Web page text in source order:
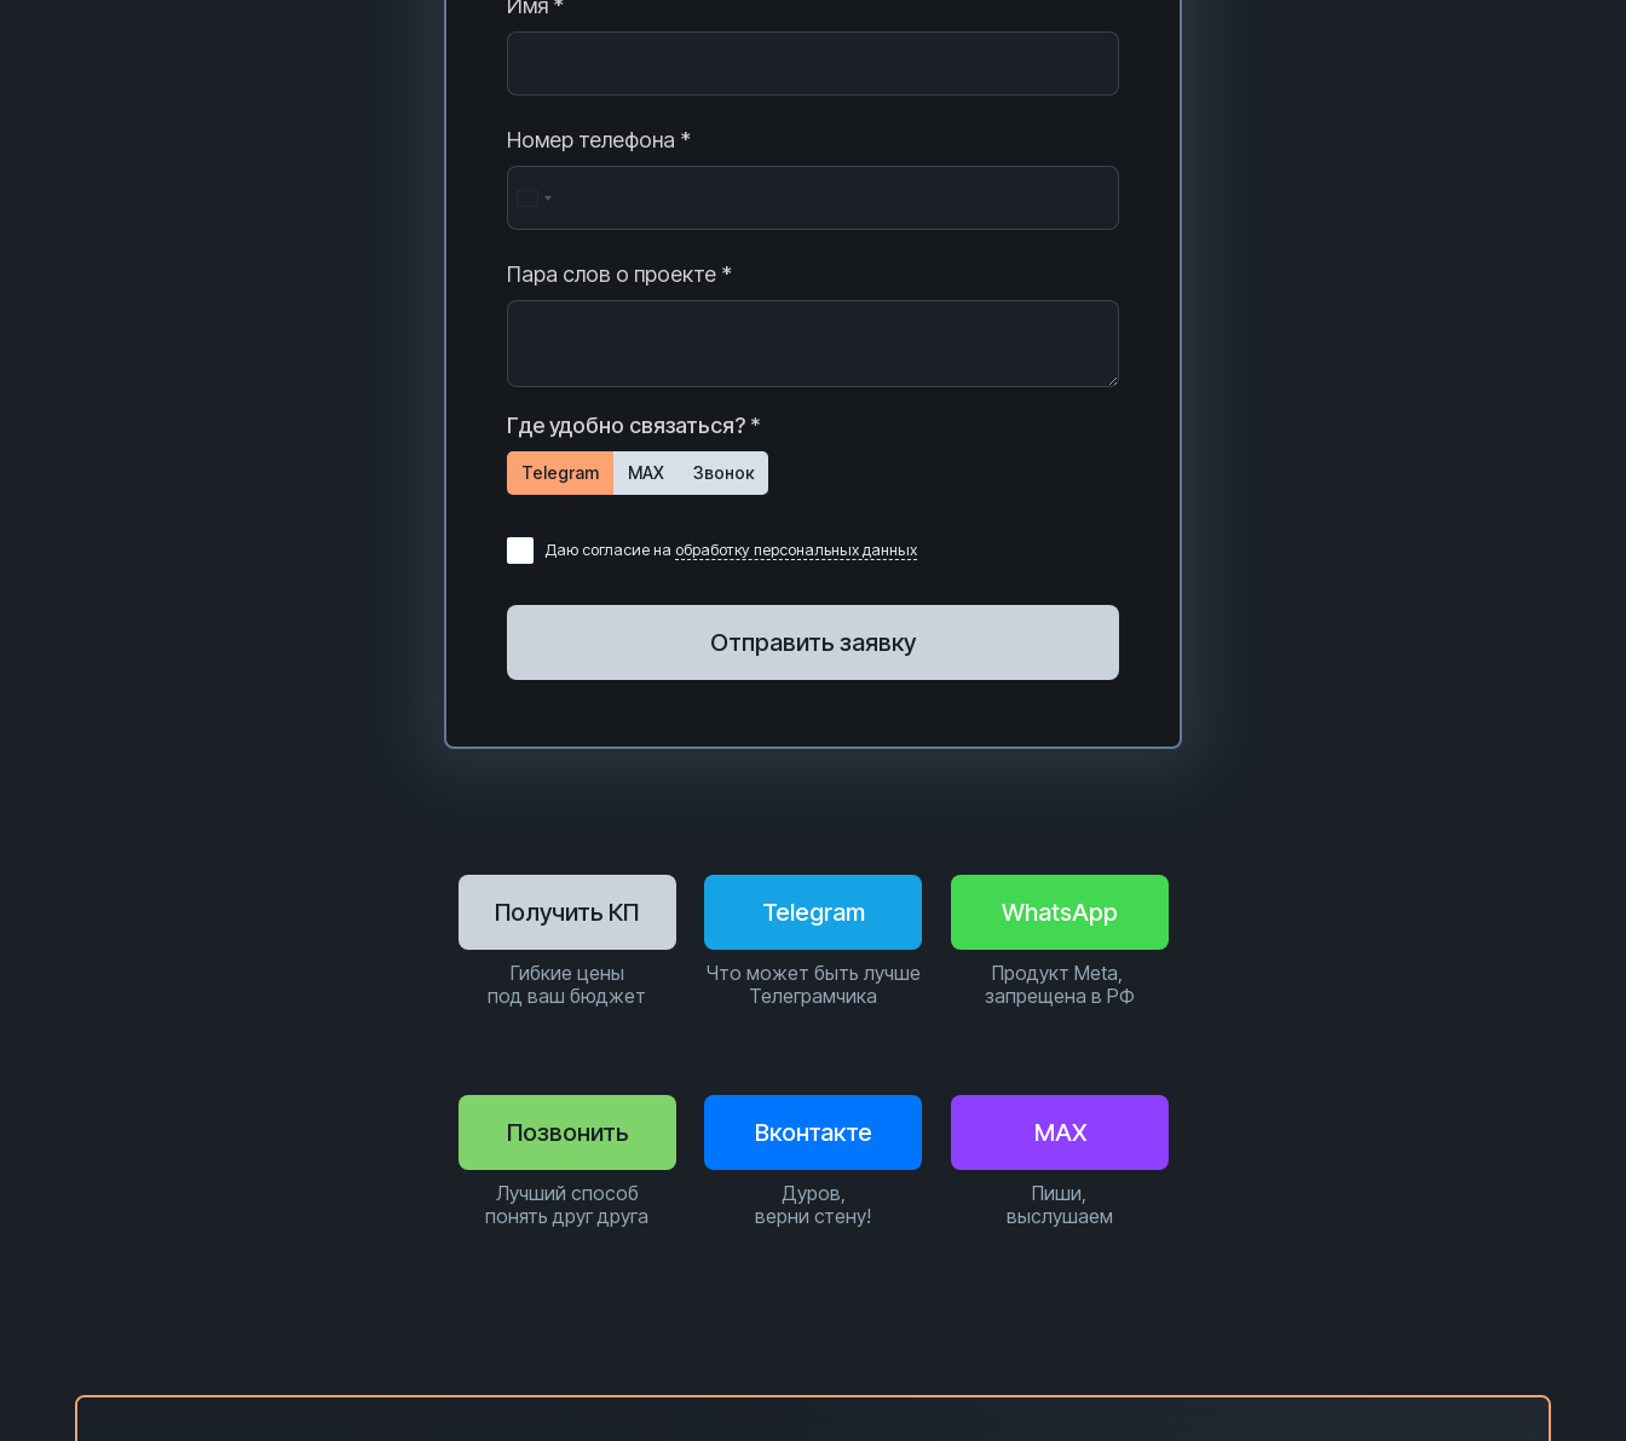
Имя *
Номер телефона *
Пара слов о проекте *
Где удобно связаться? *
Telegram MAX Звонок
Даю согласие на обработку персональных данных
Отправить заявку
Позвонить
Лучший способ
понять друг друга
WhatsApp
Продукт Meta,
запрещена в РФ
Telegram
Что может быть лучше
Телеграмчика
Вконтакте
Дуров,
верни стену!
Получить КП
Гибкие цены
под ваш бюджет
MAX
Пиши,
выслушаем